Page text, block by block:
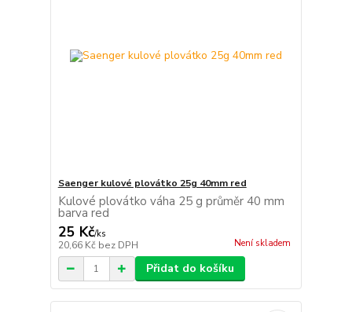
Saenger kulové plovátko 25g 40mm red
Kulové plovátko váha 25 g průměr 40 mm
barva red
25 Kč/ks
20,66 Kč bez DPH Není skladem
Přidat do košíku